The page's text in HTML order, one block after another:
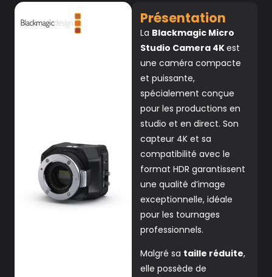
Présentation
La Blackmagic Micro
Studio Camera 4Kest
une caméra compacte
et puissante,
spécialement conçue
pour les productions en
studio et en direct. Son
capteur 4K et sa
compatibilité avec le
format HDR garantissent
une qualité d’image
exceptionnelle, idéale
pour les tournages
professionnels.
Malgré sa taille réduite,
elle possède de